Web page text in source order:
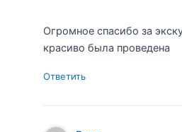
Огромное спасибо за
красиво была проведена
Ответить